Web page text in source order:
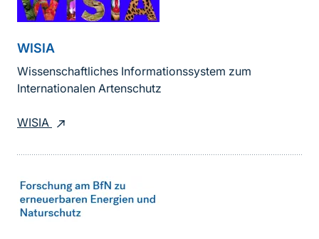
WISIA
Wissenschaftliches Informationssystem zum
Internationalen Artenschutz
WISIA